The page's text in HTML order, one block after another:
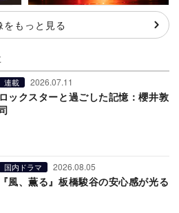
をもっと見る
連載 2026.07.11
ロックスターと過ごした記憶：櫻井敦
国内ドラマ 2026.08.05
『風、薫る』板橋駿谷の安心感が光る